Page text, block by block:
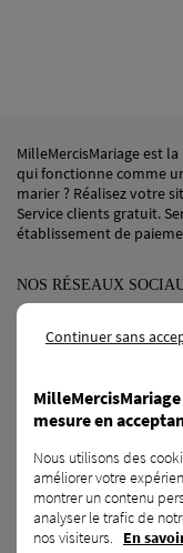
MilleMercisMariage est
qui fonctionne comme
marier ? Réalisez votre
Service clients gratuit.
établissement de
NOS RÉSEAUX
BESOINd’une
PROFESSIONNELdu
INSCRIVEZ-VOUS SUR
Continuer sans
mesure en
Nous utilisons des
améliorer votre
montrer un contenu
analyser le trafic de
nos visiteurs. En